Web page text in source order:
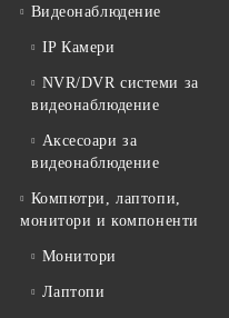
Видеонаблюдение
IP Камери
NVR/DVR системи за
видеонаблюдение
Аксесоари за
видеонаблюдение
Компютри, лаптопи,
монитори и компоненти
Монитори
Лаптопи